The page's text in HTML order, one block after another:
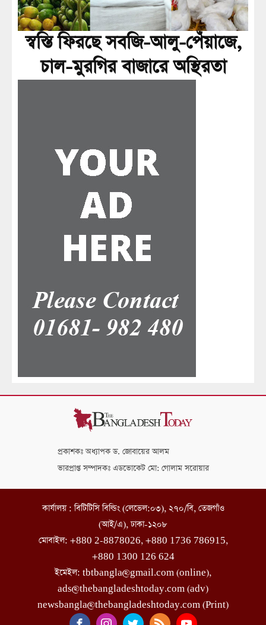
স্বস্তি ফিরছে সবজি-আলু-পেঁয়াজে,
চাল-মুরগির বাজারে অস্থিরতা
প্রকাশকঃ অধ্যাপক ড. জোবায়ের আলম
ভারপ্রাপ্ত সম্পাদকঃ এডভোকেট মো: গোলাম সরোয়ার
কার্যালয় : বিটিটিসি বিল্ডিং (লেভেল:০৩), ২৭০/বি, তেজগাঁও
(আই/এ), ঢাকা-১২০৮
মোবাইল: +880 2-8878026, +880 1736 786915,
+880 1300 126 624
ইমেইল: tbtbangla@gmail.com (online),
ads@thebangladeshtoday.com (adv)
newsbangla@thebangladeshtoday.com (Print)